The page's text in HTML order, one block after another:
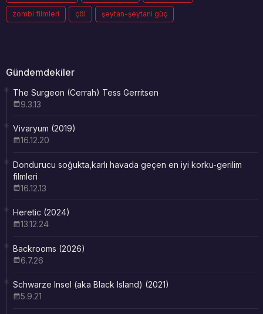
zombi filmleri çöl şeytan-şeytani güç
Gündemdekiler
The Surgeon (Cerrah) Tess Gerritsen
9.3.13
Vivaryum (2019)
16.12.20
Dondurucu soğukta,karlı havada geçen en iyi korku-gerilim
filmleri
16.12.13
Heretic (2024)
13.12.24
Backrooms (2026)
6.7.26
Schwarze Insel (aka Black Island) (2021)
5.9.21